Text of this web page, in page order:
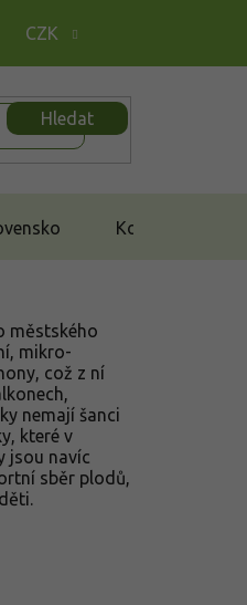
CZK
Hledat
Kontakt
městského
mikro-
což z ní
nemají šanci
které v
jsou navíc
sběr plodů,